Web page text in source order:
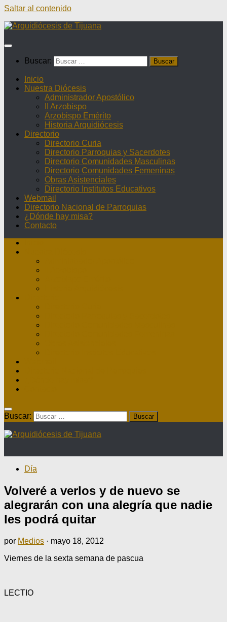
Saltar al contenido
Buscar:
Inicio
Nuestra Diócesis
Administrador Apostólico
II Arzobispo
Arzobispo Emérito
Historia Arquidiócesis
Directorio
Directorio Curia
Directorio Parroquias y Sacerdotes
Directorio Comunidades Masculinas
Directorio Comunidades Femeninas
Obras Asistenciales
Directorio Institutos Educativos
Webmail
Directorio Nacional de Parroquias
¿Dónde hay misa?
Contacto
Buscar:
Día
Volveré a verlos y de nuevo se
alegrarán con una alegría que nadie
les podrá quitar
por Medios · mayo 18, 2012
Viernes de la sexta semana de pascua
LECTIO